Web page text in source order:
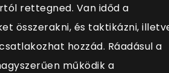
rettegned. Van időd a
összerakni, és taktikázni,
hozzád. Ráadásul a
működik a